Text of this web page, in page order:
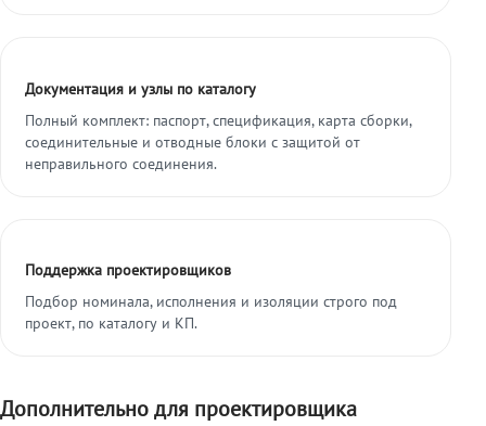
Документация и узлы по каталогу
Полный комплект: паспорт, спецификация, карта сборки,
соединительные и отводные блоки с защитой от
неправильного соединения.
Поддержка проектировщиков
Подбор номинала, исполнения и изоляции строго под
проект, по каталогу и КП.
Дополнительно для проектировщика